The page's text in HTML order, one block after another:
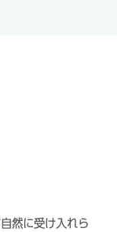
然に受け入れら